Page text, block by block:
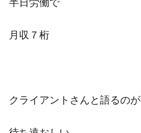
月収７桁
クライアントさんと語るのが